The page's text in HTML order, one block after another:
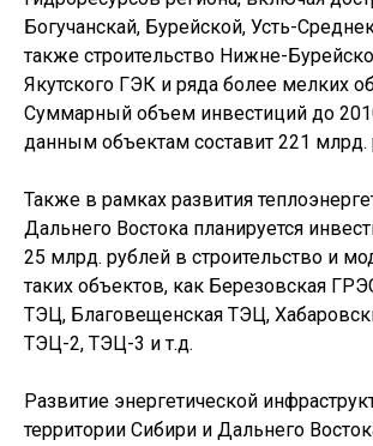
Богучанскай, Бурейской, Усть-
также строительство Нижне-
Якутского ГЭК и ряда более мелких
Суммарный объем инвестиций до
данным объектам составит 221 млрд.
Также в рамках развития
Дальнего Востока планируется
25 млрд. рублей в строительство и
таких объектов, как Березовская
ТЭЦ, Благовещенская ТЭЦ,
ТЭЦ-2, ТЭЦ-3 и т.д.
Развитие энергетической
территории Сибири и Дальнего